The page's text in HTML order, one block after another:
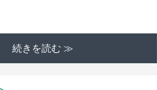
続きを読む ≫